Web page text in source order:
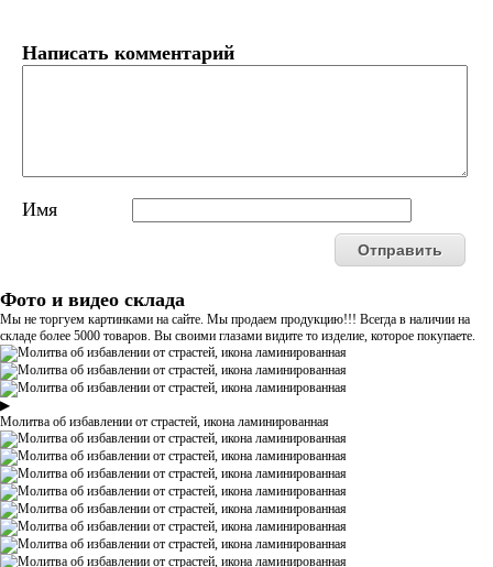
Написать комментарий
Имя
Фото и видео склада
Мы не торгуем картинками на сайте. Мы продаем продукцию!!! Всегда в наличии на
складе более 5000 товаров. Вы своими глазами видите то изделие, которое покупаете.
▶
Молитва об избавлении от страстей, икона ламинированная